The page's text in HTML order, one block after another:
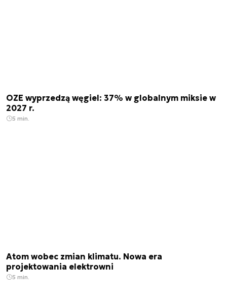
OZE wyprzedzą węgiel: 37% w globalnym miksie w
2027 r.
5 min.
Atom wobec zmian klimatu. Nowa era
projektowania elektrowni
5 min.